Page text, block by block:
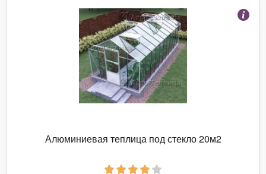
Алюминиевая теплица под стекло 20м2